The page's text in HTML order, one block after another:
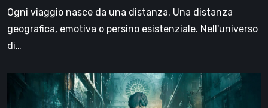
il
Ogni viaggio nasce da una distanza. Una distanza
geografica, emotiva o persino esistenziale. Nell'universo
di…
Steelrising,